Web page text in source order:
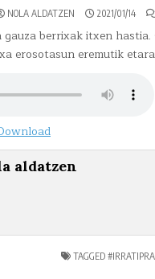
NOLA ALDATZEN 2021/01/14
berrixak itxen
erosotasun eremutik
aldatzen
TAGGED